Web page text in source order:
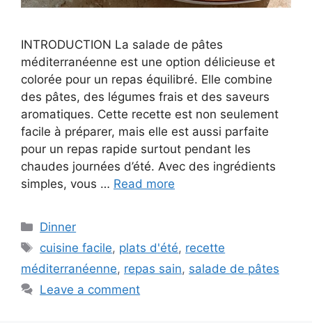
INTRODUCTION La salade de pâtes
méditerranéenne est une option délicieuse et
colorée pour un repas équilibré. Elle combine
des pâtes, des légumes frais et des saveurs
aromatiques. Cette recette est non seulement
facile à préparer, mais elle est aussi parfaite
pour un repas rapide surtout pendant les
chaudes journées d’été. Avec des ingrédients
simples, vous … Read more
Categories
Dinner
Tags
cuisine facile, plats d'été, recette
méditerranéenne, repas sain, salade de pâtes
Leave a comment